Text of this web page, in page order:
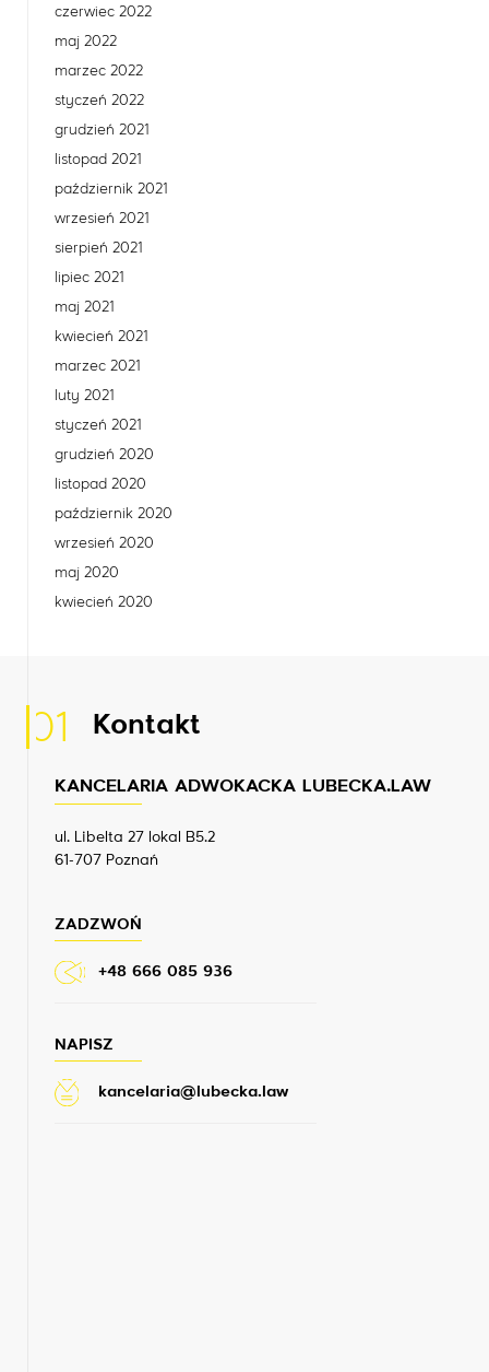
czerwiec 2022
maj 2022
marzec 2022
styczeń 2022
grudzień 2021
listopad 2021
październik 2021
wrzesień 2021
sierpień 2021
lipiec 2021
maj 2021
kwiecień 2021
marzec 2021
luty 2021
styczeń 2021
grudzień 2020
listopad 2020
październik 2020
wrzesień 2020
maj 2020
kwiecień 2020
01 Kontakt
KANCELARIA ADWOKACKA LUBECKA.LAW
ul. Libelta 27 lokal B5.2
61-707 Poznań
ZADZWOŃ
+48 666 085 936
NAPISZ
kancelaria@lubecka.law